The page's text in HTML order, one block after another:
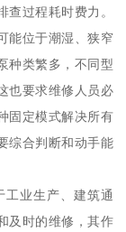
过程耗时费力。
能位于潮湿、狭窄
种类繁多，不同型
也要求维修人员必
固定模式解决所有
综合判断和动手能
业生产、建筑通
及时的维修，其作